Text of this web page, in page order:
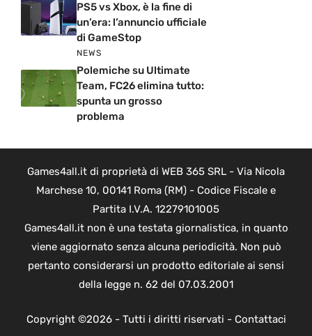
PS5 vs Xbox, è la fine di
un’era: l’annuncio ufficiale
di GameStop
NEWS
Polemiche su Ultimate
Team, FC26 elimina tutto:
spunta un grosso
problema
Games4all.it di proprietà di WEB 365 SRL - Via Nicola
Marchese 10, 00141 Roma (RM) - Codice Fiscale e
Partita I.V.A. 12279101005
Games4all.it non è una testata giornalistica, in quanto
viene aggiornato senza alcuna periodicità. Non può
pertanto considerarsi un prodotto editoriale ai sensi
della legge n. 62 del 07.03.2001
Copyright ©2026 - Tutti i diritti riservati - Contattaci